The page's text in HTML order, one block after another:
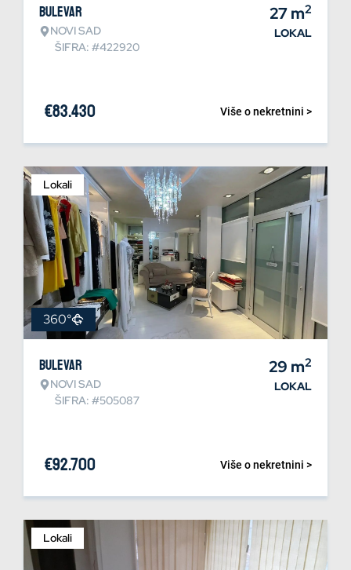
Bulevar
NOVI SAD
ŠIFRA: #422920
27m2
LOKAL
Više o nekretnini >
€83.430
Lokali
360°
Bulevar
NOVI SAD
ŠIFRA: #505087
29 m2
LOKAL
Više o nekretnini >
€92.700
Lokali